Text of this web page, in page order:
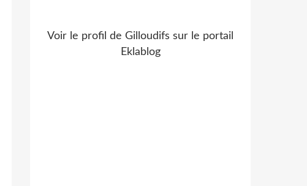
Voir le profil de Gilloudifs sur le portail
Eklablog